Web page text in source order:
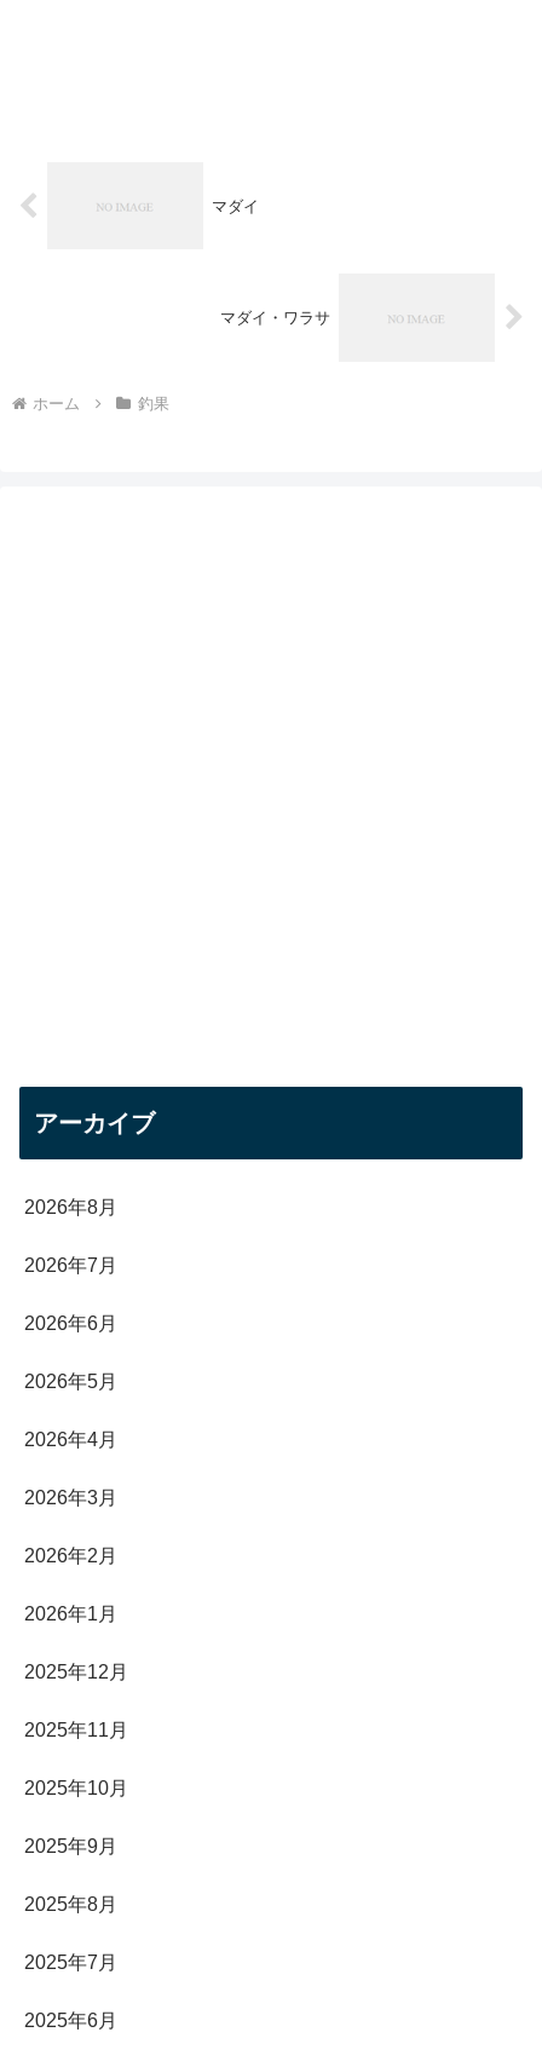
マダイ
マダイ・ワラサ
ホーム 釣果
アーカイブ
2026年8月
2026年7月
2026年6月
2026年5月
2026年4月
2026年3月
2026年2月
2026年1月
2025年12月
2025年11月
2025年10月
2025年9月
2025年8月
2025年7月
2025年6月